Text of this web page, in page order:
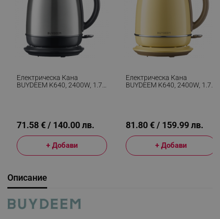
Електрическа Кана
BUYDEEM K640, 2400W, 1.7
71.58 € / 140.00 лв.
+ Добави
Електрическа Кана
BUYDEEM K640, 2400W, 1.7
81.80 € / 159.99 лв.
+ Добави
Описание